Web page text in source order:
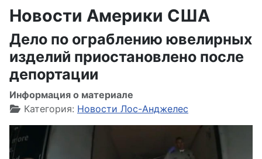
Новости Америки США
Дело по ограблению ювелирных
изделий приостановлено после
депортации
Информация о материале
Категория: Новости Лос-Анджелес